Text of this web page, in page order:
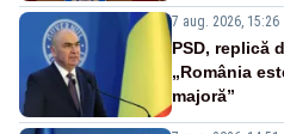
7 aug. 2026, 15:26
PSD, replică
„România
majoră”